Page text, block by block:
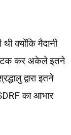
क्योंकि मैदानी
कर अकेले इतने
द्वारा इतने
का आभार